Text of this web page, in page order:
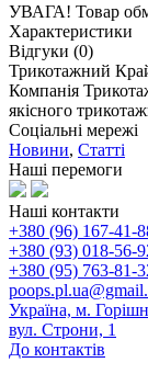
УВАГА! Товар
Характеристики
Відгуки (0)
Трикотажний
Компанія
якісного
Соціальні мережі
Новини, Статті
Наші перемоги
Наші контакти
+380 (96) 167-41-
+380 (93) 018-56-
+380 (95) 763-81-
Україна, м.
вул. Строни, 1
До контактів